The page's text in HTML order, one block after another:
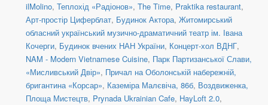
ilMolino, Теплохід «Радіонов», The Time, Praktika restaurant,
Арт-простір Циферблат, Будинок Актора, Житомирський
обласний український музично-драматичний театр ім. Івана
Кочерги, Будинок вчених НАН України, Концерт-хол ВДНГ,
NAM - Modern Vietnamese Cuisine, Парк Партизанської Слави,
«Мисливський Двір», Причал на Оболонській набережній,
бригантина «Корсар», Каземіра Малєвіча, 86б, Воздвиженка,
Площа Мистецтв, Prynada Ukrainian Cafe, HayLoft 2.0,